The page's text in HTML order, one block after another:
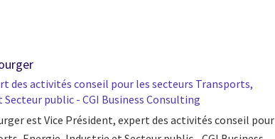
des activités conseil pour les secteurs Transports,
public - CGI Business Consulting
est Vice Président, expert des activités conseil pour